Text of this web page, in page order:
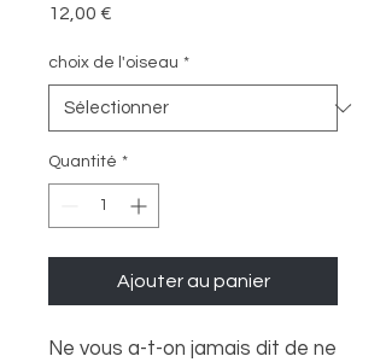
12,00 €
choix de l'oiseau *
Quantité *
Ajouter au panier
Ne vous a-t-on jamais dit de ne